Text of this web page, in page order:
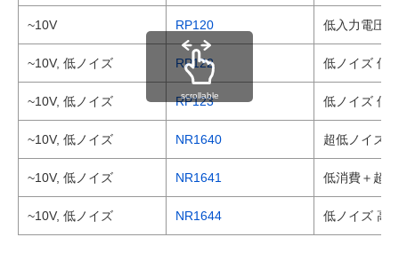
~10V RP120 低入力電圧
~10V, 低ノイズ RP122 低ノイズ 低
~10V, 低ノイズ RP123 低ノイズ 低
~10V, 低ノイズ NR1640 超低ノイズ
~10V, 低ノイズ NR1641 低消費＋超
~10V, 低ノイズ NR1644 低ノイズ 高
scrollable